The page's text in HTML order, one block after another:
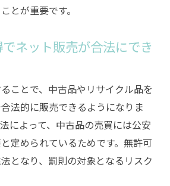
とが重要です。
ネット販売が合法にでき
ことで、中古品やリサイクル品を
法的に販売できるようになりま
によって、中古品の売買には公安
定められているためです。無許可
となり、罰則の対象となるリスク